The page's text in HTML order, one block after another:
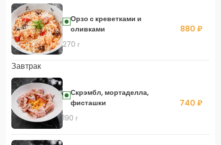
Орзо с креветками и
оливками
270 г
880 ₽
Завтрак
Скрэмбл, мортаделла,
фисташки
190 г
740 ₽